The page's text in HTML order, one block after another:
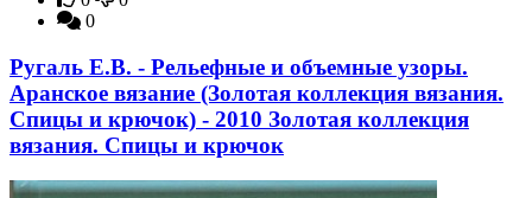
0
Ругаль Е.В. - Рельефные и объемные узоры.
Аранское вязание (Золотая коллекция вязания.
Спицы и крючок) - 2010 Золотая коллекция
вязания. Спицы и крючок